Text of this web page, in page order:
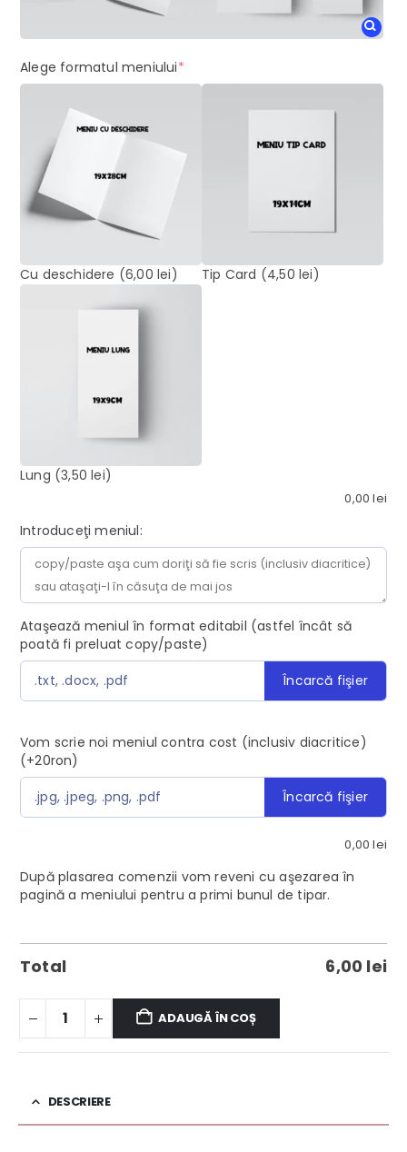
Alege formatul meniului*(required)
Cu deschidere (6,00 lei) Tip Card (4,50 lei)
Lung (3,50 lei)
0,00lei
Introduceţi meniul:
Ataşează meniul în format editabil (astfel încât să
poată fi preluat copy/paste)
.txt, .docx, .pdf Încarcă fişier
Vom scrie noi meniul contra cost (inclusiv diacritice)
(+20ron)
.jpg, .jpeg, .png, .pdf Încarcă fişier
0,00lei
După plasarea comenzii vom reveni cu aşezarea în
pagină a meniului pentru a primi bunul de tipar.
Total 6,00 lei
ADAUGĂ ÎN COȘ
DESCRIERE